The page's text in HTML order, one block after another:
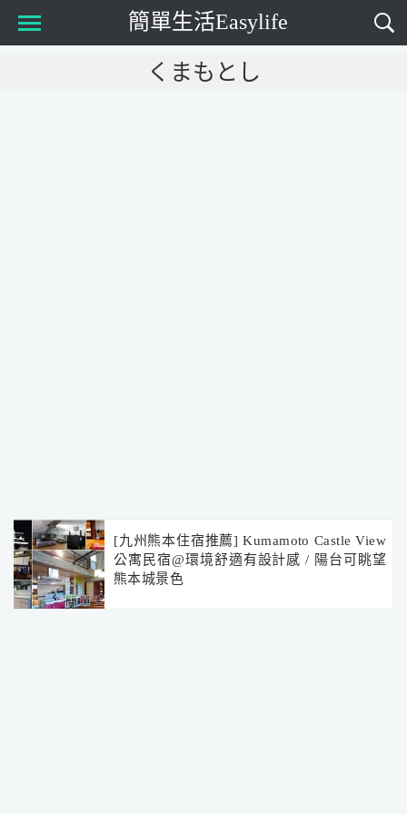
簡單生活Easylife
くまもとし
[九州熊本住宿推薦] Kumamoto Castle View
公寓民宿@環境舒適有設計感 / 陽台可眺望
熊本城景色